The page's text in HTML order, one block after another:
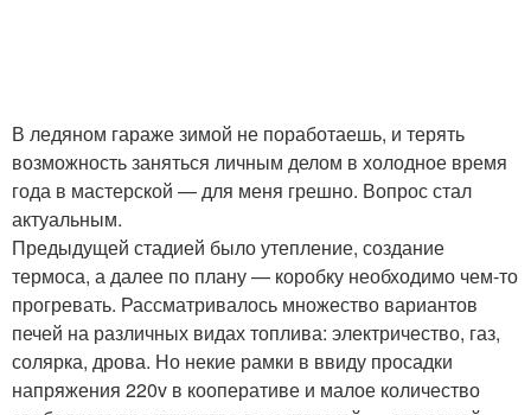
В ледяном гараже зимой не поработаешь, и терять
возможность заняться личным делом в холодное время
года в мастерской — для меня грешно. Вопрос стал
актуальным.
Предыдущей стадией было утепление, создание
термоса, а далее по плану — коробку необходимо чем-то
прогревать. Рассматривалось множество вариантов
печей на различных видах топлива: электричество, газ,
солярка, дрова. Но некие рамки в ввиду просадки
напряжения 220v в кооперативе и малое количество